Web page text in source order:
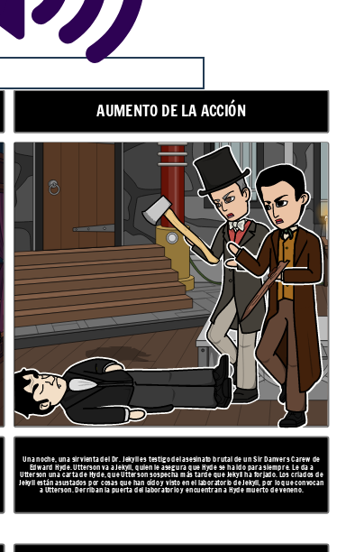
AUMENTO DE LA ACCIÓN
Una noche, una sirvienta del Dr. Jekyll es testigo del asesinato brutal de un Sir Danvers Carew de
Edward Hyde. Utterson va a Jekyll, quien le asegura que Hyde se ha ido para siempre. Le da a
Utterson una carta de Hyde, que Utterson sospecha más tarde que Jekyll ha forjado. Los criados de
Jekyll están asustados por cosas que han oído y visto en el laboratorio de Jekyll, por lo que convocan
a Utterson. Derriban la puerta del laboratorio y encuentran a Hyde muerto de veneno.